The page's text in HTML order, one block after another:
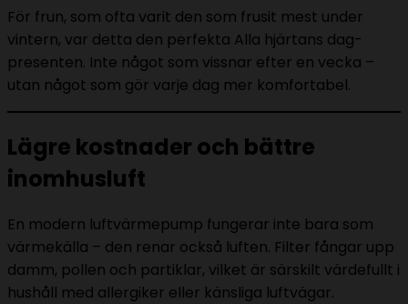
För frun, som ofta varit den som frusit mest under
vintern, var detta den perfekta Alla hjärtans dag-
presenten. Inte något som vissnar efter en vecka –
utan något som gör varje dag mer komfortabel.
Lägre kostnader och bättre
inomhusluft
En modern luftvärmepump fungerar inte bara som
värmekälla – den renar också luften. Filter fångar upp
damm, pollen och partiklar, vilket är särskilt värdefullt i
hushåll med allergiker eller känsliga luftvägar.